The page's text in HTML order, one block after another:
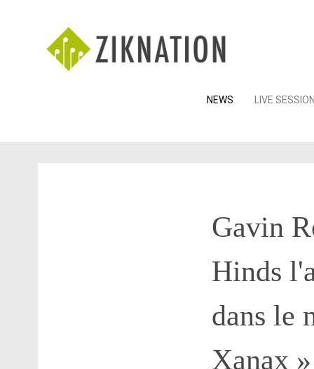
Skip
NEWS LIVE
Gavin
Hinds
dans le
Xanax »